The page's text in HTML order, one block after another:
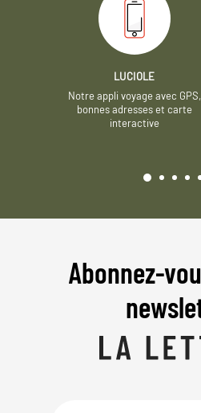
LUCIOLE
Notre appli voyage avec GPS,
bonnes adresses et carte
interactive
Abonnez-